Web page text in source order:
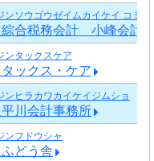
ンソウゴウゼイムカイケイ コミネ
綜合税務会計 小峰会計
ンタックスケア
ックス・ケア
ンヒラカワカイケイジムショ
川会計事務所
ンフドウシャ
どう舎